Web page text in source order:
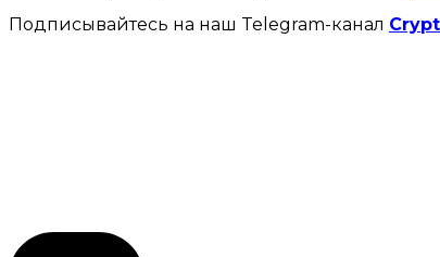
Подписывайтесь на наш Telegram-канал